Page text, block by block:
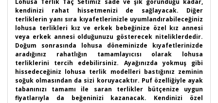
Lohusa Terlik Taç Setimiz sade ve şık göründüğü kadar,
kendinizi rahat hissetmenizi de sağlayacak. Diğer
terliklerin yanı sıra kıyafetlerinizle uyumlandırabileceğiniz
lohusa terlikleri kız ve erkek bebeğinize özel kız annesi
veya erkek annesi olduğunuzu gösterecek niteliklerdedir.
Doğum sonrasında lohusa döneminizde kıyafetlerinizde
aradığınız rahatlığın tamamlayıcısı olarak lohusa
terliklerini tercih edebilirsiniz. Ayağınızda yokmuş gibi
hissedeceğiniz lohusa terlik modelleri bastığınız zeminin
soğuk olmasından da sizi koruyacaktır. Puf özelliğiyle ayak
tabanınızı tamamı ile saran terlikler bütçenize uygun
fiyatlarıyla da beğeninizi kazanacak. Kendinizi özel